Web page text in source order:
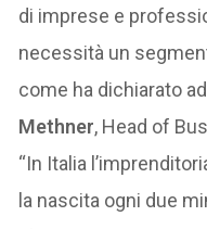
di imprese e
necessità un
come ha dichiarato ad
Methner, Head of
“In Italia
la nascita ogni due